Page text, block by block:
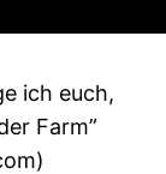
ich euch,
Farm”